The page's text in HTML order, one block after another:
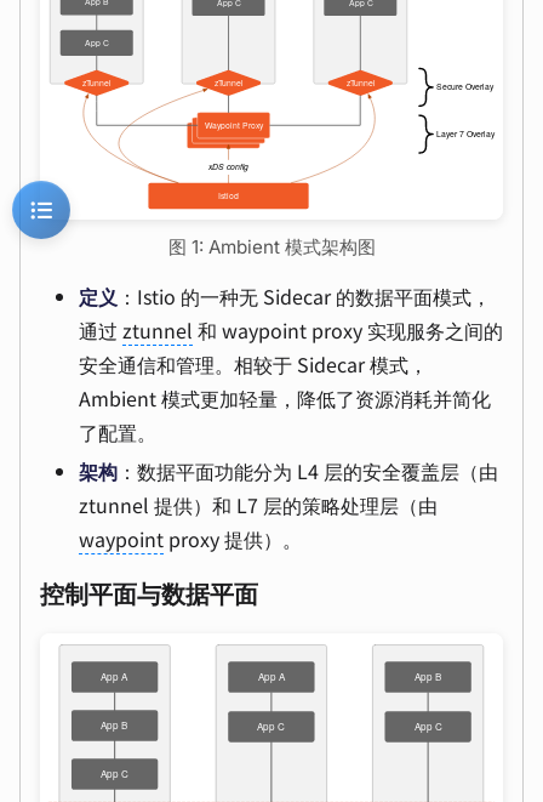
图 1: Ambient 模式架构图
定义 ：Istio 的一种无 Sidecar 的数据平面模式，
通过 ztunnel 和 waypoint proxy 实现服务之间的
安全通信和管理。相较于 Sidecar 模式，
Ambient 模式更加轻量，降低了资源消耗并简化
了配置。
架构 ：数据平面功能分为 L4 层的安全覆盖层（由
ztunnel 提供）和 L7 层的策略处理层（由
waypoint proxy 提供）。
控制平面与数据平面